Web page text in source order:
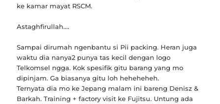
ke kamar mayat RSCM.
Astaghfirullah….
Sampai dirumah ngenbantu si Pii packing. Heran juga
waktu dia nanya2 punya tas kecil dengan logo
Telkomsel ngga. Kok spesifik gitu barang yang mo
dipinjam. Ga biasanya gitu loh heheheheh.
Ternyata dia mo ke Jepang malam ini bareng Denisz &
Barkah. Training + factory visit ke Fujitsu. Untung ada